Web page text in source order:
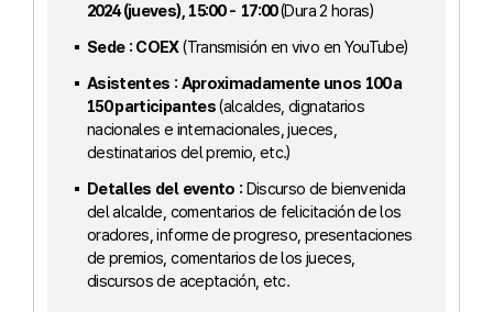
2024 (jueves), 15:00 - 17:00(Dura 2 horas)
Sede : COEX(Transmisión en vivo en YouTube)
Asistentes : Aproximadamente unos 100 a
150 participantes(alcaldes, dignatarios
nacionales e internacionales, jueces,
destinatarios del premio, etc.)
Detalles del evento : Discurso de bienvenida
del alcalde, comentarios de felicitación de los
oradores, informe de progreso, presentaciones
de premios, comentarios de los jueces,
discursos de aceptación, etc.